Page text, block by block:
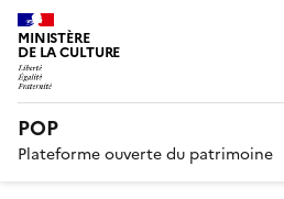
MINISTÈRE
DE LA CULTURE
POP
Plateforme ouverte du patrimoine